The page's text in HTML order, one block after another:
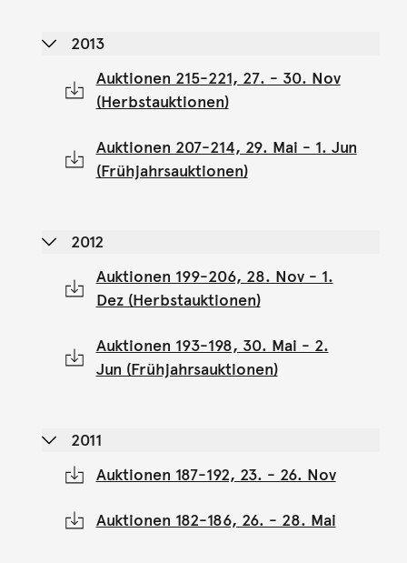
2013
Auktionen 215-221, 27. - 30. Nov
(Herbstauktionen)
Auktionen 207-214, 29. Mai - 1. Jun
(Frühjahrsauktionen)
2012
Auktionen 199-206, 28. Nov - 1.
Dez (Herbstauktionen)
Auktionen 193-198, 30. Mai - 2.
Jun (Frühjahrsauktionen)
2011
Auktionen 187-192, 23. - 26. Nov
Auktionen 182-186, 26. - 28. Mai